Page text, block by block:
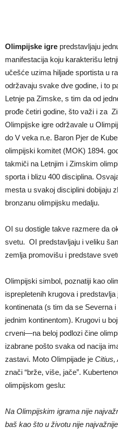
Olimpijske igre predstavljaju
manifestacija koju karakterišu
učešće uzima hiljade sportista u
održavaju svake dve godine, i to
Letnje pa Zimske, s tim da od
prođe četiri godine, što važi i za
Olimpijske igre održavale u
do V veka n.e. Baron Pjer de
olimpijski komitet (MOK) 1894.
takmiči na Letnjim i Zimskim
sporta i blizu 400 disciplina.
mesta u svakoj disciplini dobijaju
bronzanu olimpijsku medalju.
OI su dostigle takve razmere da
svetu. OI predstavljaju i veliku
zemlja promovišu i predstave
Olimpijski simbol, poznatiji kao
isprepletenih krugova i
kontinenata (s tim da se Severna
jednim kontinentom). Krugovi u
crveni—na beloj podlozi čine
izabrane pošto svaka od nacija
zastavi. Moto Olimpijade je Citius,
znači “brže, više, jače”.
olimpijskom geslu:
Na Olimpijskim igrama nije
baš kao što u životu nije